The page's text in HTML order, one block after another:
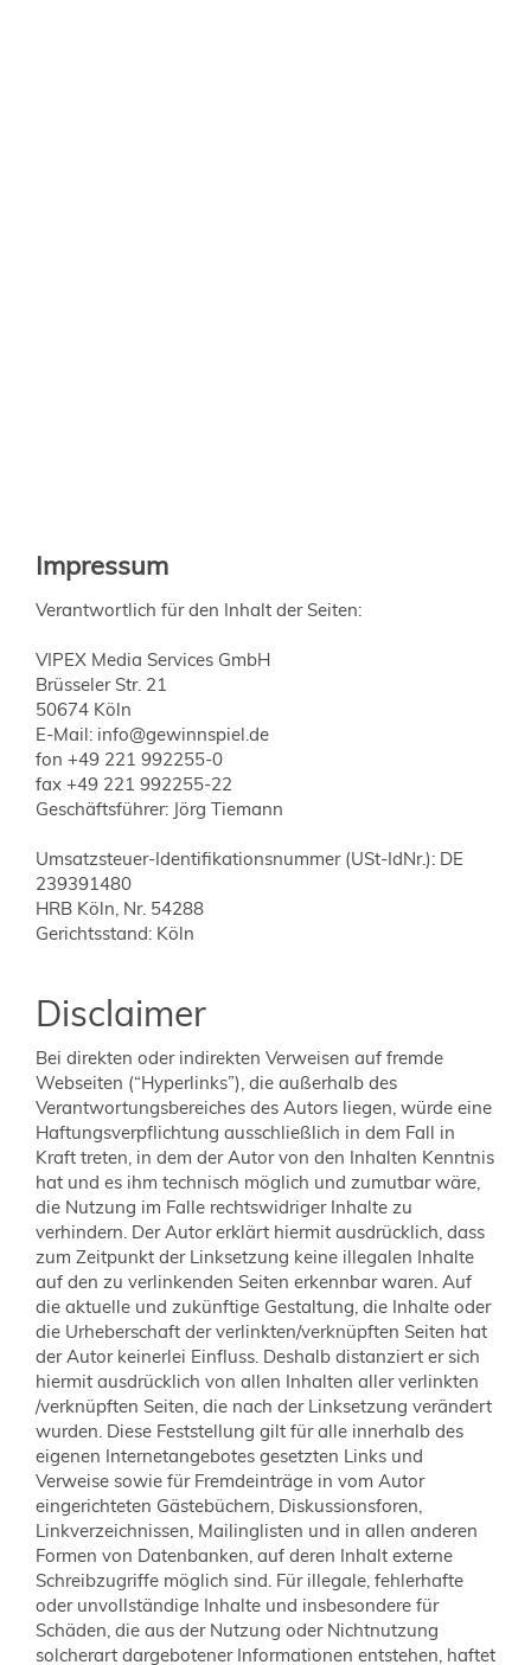
Impressum
Verantwortlich für den Inhalt der Seiten:
VIPEX Media Services GmbH
Brüsseler Str. 21
50674 Köln
E-Mail: info@gewinnspiel.de
fon +49 221 992255-0
fax +49 221 992255-22
Geschäftsführer: Jörg Tiemann
Umsatzsteuer-Identifikationsnummer (USt-IdNr.): DE
239391480
HRB Köln, Nr. 54288
Gerichtsstand: Köln
Disclaimer
Bei direkten oder indirekten Verweisen auf fremde
Webseiten (“Hyperlinks”), die außerhalb des
Verantwortungsbereiches des Autors liegen, würde eine
Haftungsverpflichtung ausschließlich in dem Fall in
Kraft treten, in dem der Autor von den Inhalten Kenntnis
hat und es ihm technisch möglich und zumutbar wäre,
die Nutzung im Falle rechtswidriger Inhalte zu
verhindern. Der Autor erklärt hiermit ausdrücklich, dass
zum Zeitpunkt der Linksetzung keine illegalen Inhalte
auf den zu verlinkenden Seiten erkennbar waren. Auf
die aktuelle und zukünftige Gestaltung, die Inhalte oder
die Urheberschaft der verlinkten/verknüpften Seiten hat
der Autor keinerlei Einfluss. Deshalb distanziert er sich
hiermit ausdrücklich von allen Inhalten aller verlinkten
/verknüpften Seiten, die nach der Linksetzung verändert
wurden. Diese Feststellung gilt für alle innerhalb des
eigenen Internetangebotes gesetzten Links und
Verweise sowie für Fremdeinträge in vom Autor
eingerichteten Gästebüchern, Diskussionsforen,
Linkverzeichnissen, Mailinglisten und in allen anderen
Formen von Datenbanken, auf deren Inhalt externe
Schreibzugriffe möglich sind. Für illegale, fehlerhafte
oder unvollständige Inhalte und insbesondere für
Schäden, die aus der Nutzung oder Nichtnutzung
solcherart dargebotener Informationen entstehen, haftet